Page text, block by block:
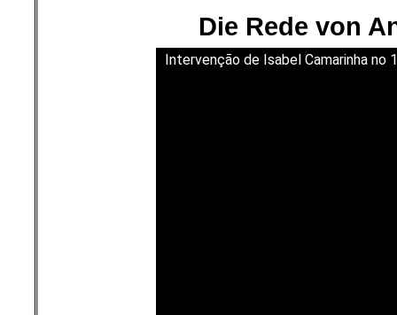
Die Rede von
Intervenção de Isabel Camarinha no